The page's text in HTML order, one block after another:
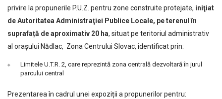
privire la propunerile P.U.Z. pentru zone construite protejate, iniţiat
de Autoritatea Administraţiei Publice Locale, pe terenul în
suprafață de aproximativ 20 ha, situat pe teritoriul administrativ
al orașului Nădlac, Zona Centrului Slovac, identificat prin:
Limitele U.T.R. 2, care reprezintă zona centrală dezvoltară în jurul
parcului central
Prezentarea în cadrul unei expoziții a propunerilor pentru: